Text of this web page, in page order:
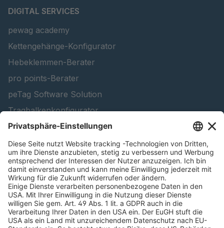
DIGITAL SERVICES
pewag academy
Kettengehänge-Konfigurator
Hebeklemmen-Berater
pro points-Berater
peTag Software Solution
Tragbalkenkonfigurator
Schneekettenkonfigurator - Firmenkunden
Schneekettenkonfigurator - Privatkunden
Forstprodukt finden
Kataloge
RECHTLICHE INFORMATIONEN
Zertifikate